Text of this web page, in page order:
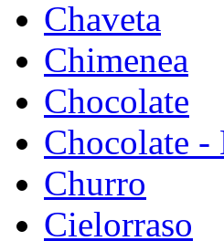
Chaveta
Chimenea
Chocolate
Chocolate
Churro
Cielorraso